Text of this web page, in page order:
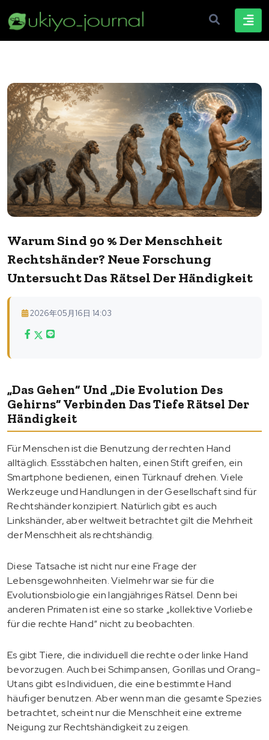
Warum Sind 90 % Der Menschheit
Rechtshänder? Neue Forschung
Untersucht Das Rätsel Der Händigkeit
2026年05月16日 14:03
„Das Gehen“ Und „die Evolution Des
Gehirns“ Verbinden Das Tiefe Rätsel Der
Händigkeit
Für Menschen ist die Benutzung der rechten Hand
alltäglich. Essstäbchen halten, einen Stift greifen, ein
Smartphone bedienen, einen Türknauf drehen. Viele
Werkzeuge und Handlungen in der Gesellschaft sind für
Rechtshänder konzipiert. Natürlich gibt es auch
Linkshänder, aber weltweit betrachtet gilt die Mehrheit
der Menschheit als rechtshändig.
Diese Tatsache ist nicht nur eine Frage der
Lebensgewohnheiten. Vielmehr war sie für die
Evolutionsbiologie ein langjähriges Rätsel. Denn bei
anderen Primaten ist eine so starke „kollektive Vorliebe
für die rechte Hand“ nicht zu beobachten.
Es gibt Tiere, die individuell die rechte oder linke Hand
bevorzugen. Auch bei Schimpansen, Gorillas und Orang-
Utans gibt es Individuen, die eine bestimmte Hand
häufiger benutzen. Aber wenn man die gesamte Spezies
betrachtet, scheint nur die Menschheit eine extreme
Neigung zur Rechtshändigkeit zu zeigen.